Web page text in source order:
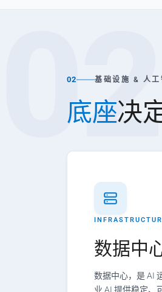
02
02 基础设施 & 人工
底座决
数据中
数据中心，是 AI
业 AI 提供稳定、